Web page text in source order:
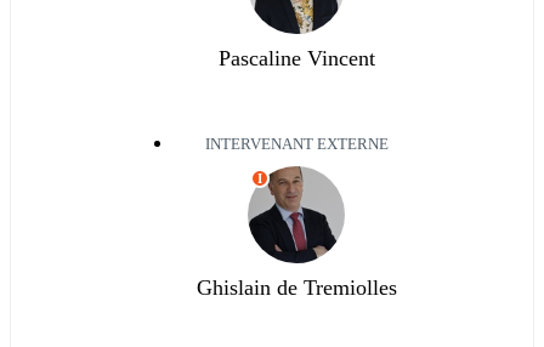
Pascaline Vincent
INTERVENANT EXTERNE
I
Ghislain de Tremiolles